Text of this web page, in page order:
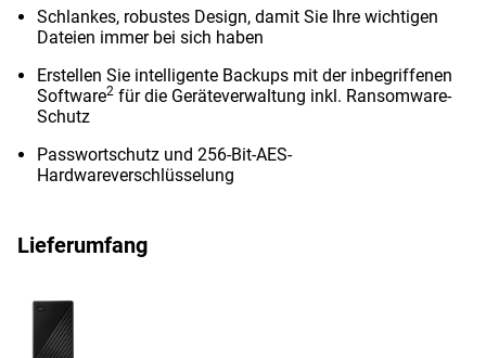
Schlankes, robustes Design, damit Sie Ihre wichtigen
Dateien immer bei sich haben
Erstellen Sie intelligente Backups mit der inbegriffenen
Software2 für die Geräteverwaltung inkl. Ransomware-
Schutz
Passwortschutz und 256-Bit-AES-
Hardwareverschlüsselung
Lieferumfang